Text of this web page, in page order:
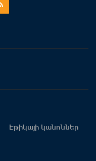
Էթիկայի կանոններ